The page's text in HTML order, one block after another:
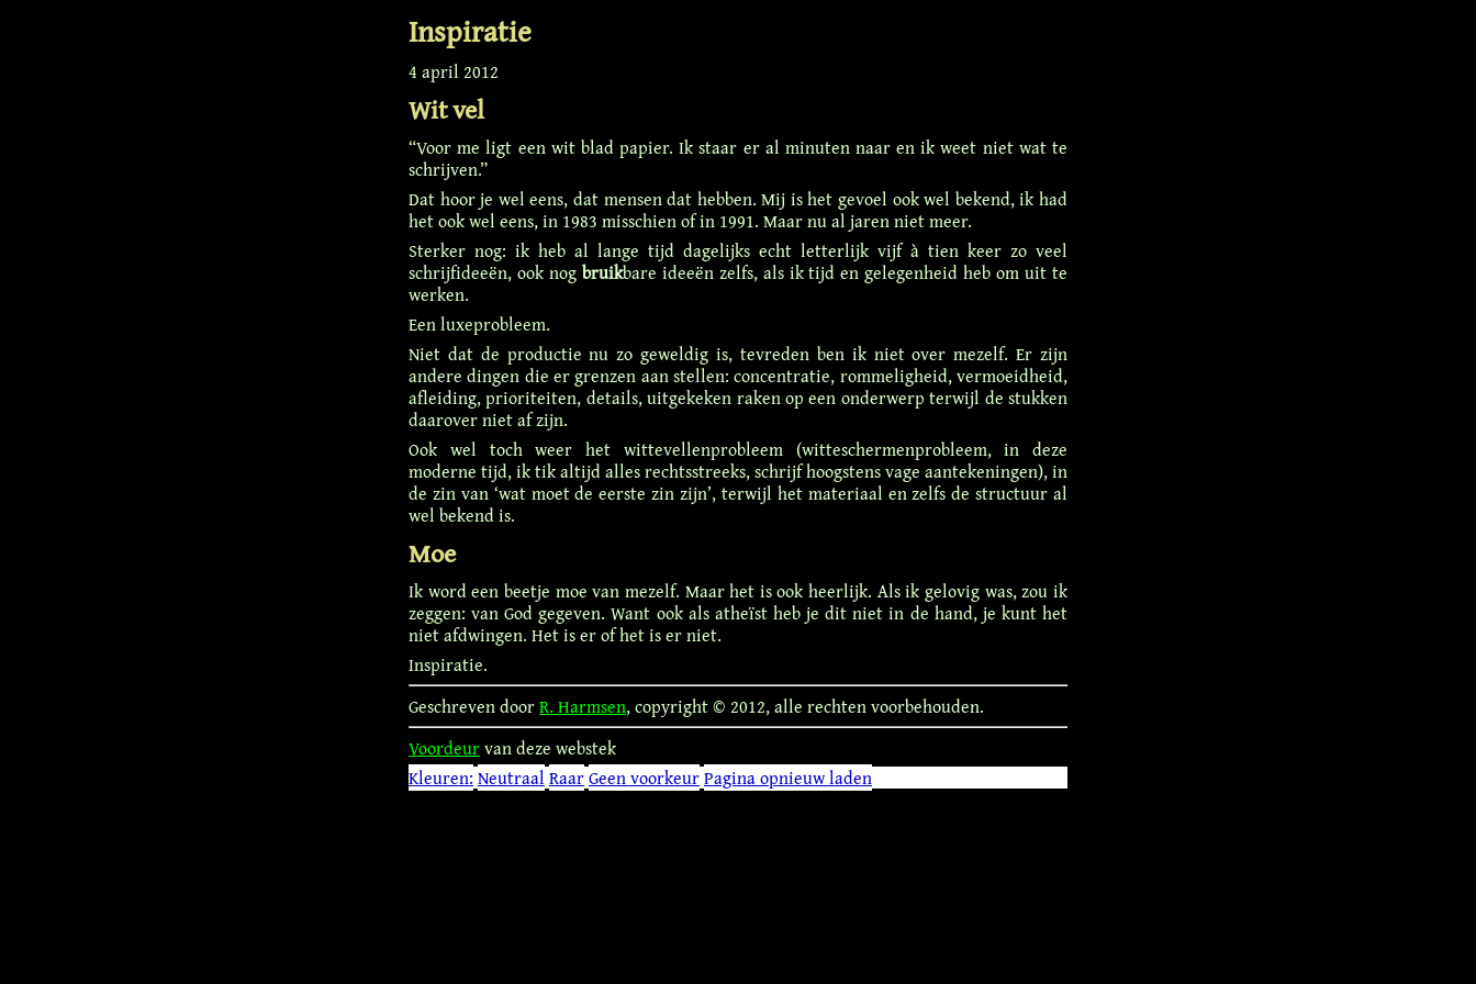
Inspiratie
4 april 2012
Wit vel
“Voor me ligt een wit blad papier. Ik staar er al minuten naar en ik weet niet wat te
schrijven.”
Dat hoor je wel eens, dat mensen dat hebben. Mij is het gevoel ook wel bekend, ik had
het ook wel eens, in 1983 misschien of in 1991. Maar nu al jaren niet meer.
Sterker nog: ik heb al lange tijd dagelijks echt letterlijk vijf à tien keer zo veel
schrijfideeën, ook nog bruikbare ideeën zelfs, als ik tijd en gelegenheid heb om uit te
werken.
Een luxeprobleem.
Niet dat de productie nu zo geweldig is, tevreden ben ik niet over mezelf. Er zijn
andere dingen die er grenzen aan stellen: concentratie, rommeligheid, vermoeidheid,
afleiding, prioriteiten, details, uitgekeken raken op een onderwerp terwijl de stukken
daarover niet af zijn.
Ook wel toch weer het wittevellenprobleem (witteschermenprobleem, in deze
moderne tijd, ik tik altijd alles rechtsstreeks, schrijf hoogstens vage aantekeningen), in
de zin van ‘wat moet de eerste zin zijn’, terwijl het materiaal en zelfs de structuur al
wel bekend is.
Moe
Ik word een beetje moe van mezelf. Maar het is ook heerlijk. Als ik gelovig was, zou ik
zeggen: van God gegeven. Want ook als atheïst heb je dit niet in de hand, je kunt het
niet afdwingen. Het is er of het is er niet.
Inspiratie.
Geschreven doorR. Harmsen, copyright © 2012, alle rechten voorbehouden.
Voordeurvan deze webstek
Kleuren: Neutraal RaarGeen voorkeurPagina opnieuw laden